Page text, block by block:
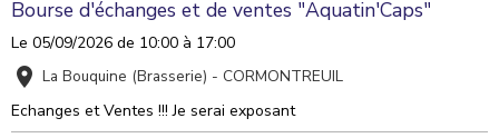
Bourse d'échanges et de ventes "Aquatin'Caps"
Le 05/09/2026 de 10:00 à 17:00
La Bouquine (Brasserie) - CORMONTREUIL
Echanges et Ventes !!! Je serai exposant